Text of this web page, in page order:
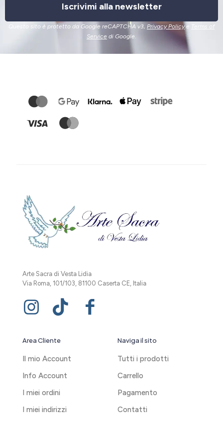
Iscrivimi alla newsletter
Questo sito è protetto da Google reCAPTCHA v3, Privacy Policye Terms of
Service di Google.
Arte Sacra di Vesta Lidia
Via Roma, 101/103, 81100 Caserta CE, Italia
Area Cliente
Il mio Account
Info Account
I miei ordini
I miei indirizzi
Naviga il sito
Tutti i prodotti
Carrello
Pagamento
Contatti